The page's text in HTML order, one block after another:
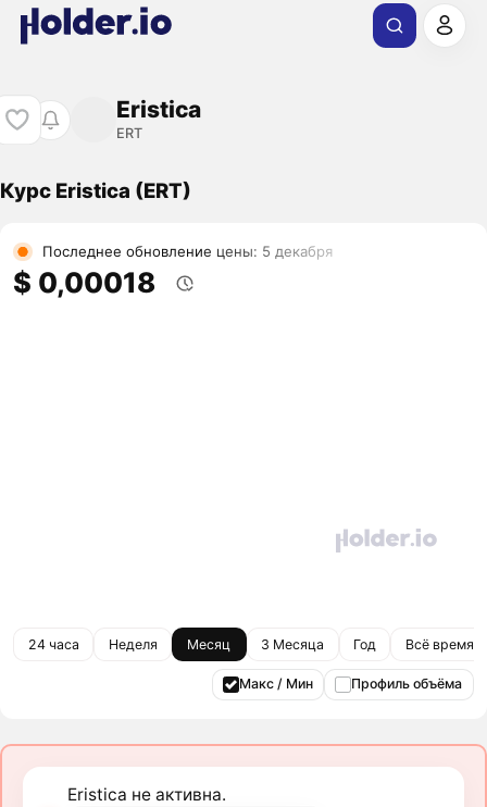
Eristica
ERT
Курс Eristica (ERT)
Последнее обновление цены: 5 декабря
$ 0,00018
24 часа Неделя Месяц 3 Месяца Год Всё время
Макс / Мин Профиль объёма
Eristica не активна.